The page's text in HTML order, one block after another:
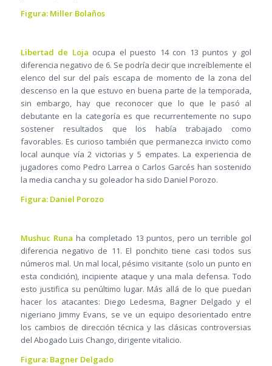
Figura: Miller Bolaños
Libertad de Loja ocupa el puesto 14 con 13 puntos y gol
diferencia negativo de 6. Se podría decir que increíblemente el
elenco del sur del país escapa de momento de la zona del
descenso en la que estuvo en buena parte de la temporada,
sin embargo, hay que reconocer que lo que le pasó al
debutante en la categoría es que recurrentemente no supo
sostener resultados que los había trabajado como
favorables. Es curioso también que permanezca invicto como
local aunque vía 2 victorias y 5 empates. La experiencia de
jugadores como Pedro Larrea o Carlos Garcés han sostenido
la media cancha y su goleador ha sido Daniel Porozo.
Figura: Daniel Porozo
Mushuc Runa ha completado 13 puntos, pero un terrible gol
diferencia negativo de 11. El ponchito tiene casi todos sus
números mal. Un mal local, pésimo visitante (solo un punto en
esta condición), incipiente ataque y una mala defensa. Todo
esto justifica su penúltimo lugar. Más allá de lo que puedan
hacer los atacantes: Diego Ledesma, Bagner Delgado y el
nigeriano Jimmy Evans, se ve un equipo desorientado entre
los cambios de dirección técnica y las clásicas controversias
del Abogado Luis Chango, dirigente vitalicio.
Figura: Bagner Delgado